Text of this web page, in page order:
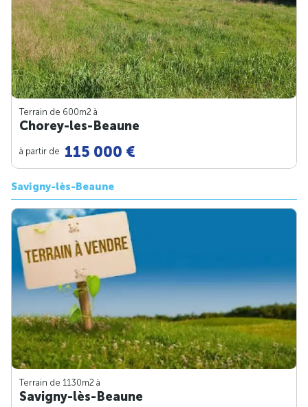
Terrain de 600m2 à
Chorey-les-Beaune
à partir de 115 000 €
Savigny-lès-Beaune
Terrain de 1130m2 à
Savigny-lès-Beaune